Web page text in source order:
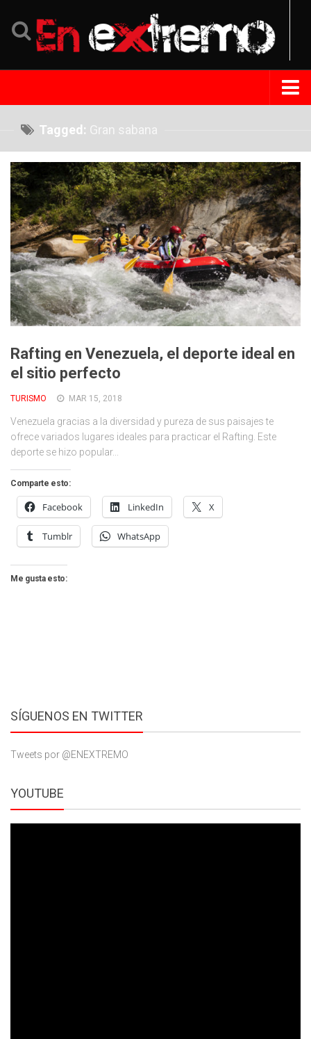
Eventos
Perfil
Tips Extremo
Turismo
República Dominicana
Venezuela
Cambio Climático
Contacto
Tagged: Gran sabana
Rafting en Venezuela, el deporte ideal en
el sitio perfecto
TURISMO MAR 15, 2018
Venezuela gracias a la diversidad y pureza de sus paisajes te
ofrece variados lugares ideales para practicar el Rafting. Este
deporte se hizo popular...
Comparte esto:
Facebook LinkedIn X
Tumblr WhatsApp
Me gusta esto:
SÍGUENOS EN TWITTER
Tweets por @ENEXTREMO
YOUTUBE